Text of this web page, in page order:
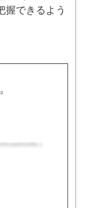
握できるよう